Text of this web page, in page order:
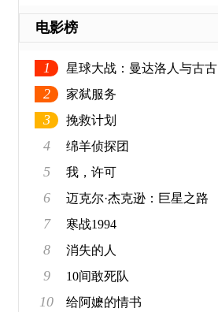
电影榜
1 星球大战：曼达洛人与古古
2 家弑服务
3 挽救计划
4 绵羊侦探团
5 我，许可
6 迈克尔·杰克逊：巨星之路
7 寒战1994
8 消失的人
9 10间敢死队
10 给阿嬷的情书